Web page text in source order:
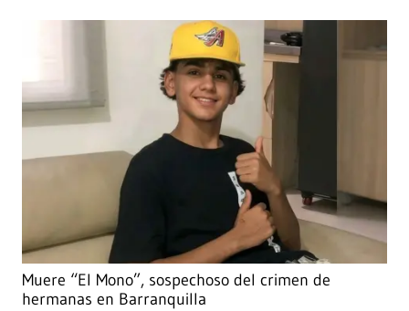
Muere “El Mono”, sospechoso del crimen de
hermanas en Barranquilla